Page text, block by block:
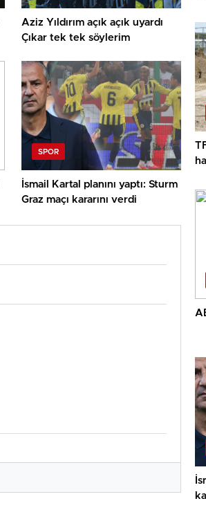
Aziz Yıldırım açık açık uyardı
Çıkar tek tek söylerim
SPOR
İsmail Kartal planını yaptı: Sturm
Graz maçı kararını verdi